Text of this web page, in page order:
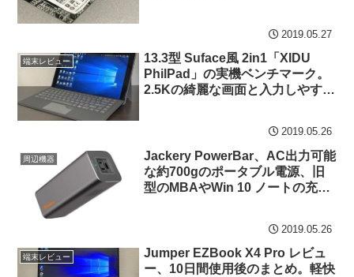
2019.05.27
端末レビュー
13.3型 Suface風 2in1「XIDU
PhilPad」の実機ベンチマーク。
2.5Kの綺麗な画面と入力しやすい
2019.05.26
周辺機器
Jackery PowerBar、AC出力可能
な約700gのポータブル電源、旧
型のMBAやWin 10 ノートの充電
2019.05.26
端末レビュー
Jumper EZBook X4 Pro レビュ
ー、10日間使用後のまとめ。軽快